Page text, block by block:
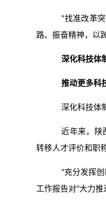
"找准改革
路、振奋精神，以
深化科技体
推动更多科
深化科技体
近年来，陕
转移人才评价和职
"充分发挥
工作报告对"大力